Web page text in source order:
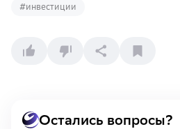
#инвестиции
Остались вопросы?